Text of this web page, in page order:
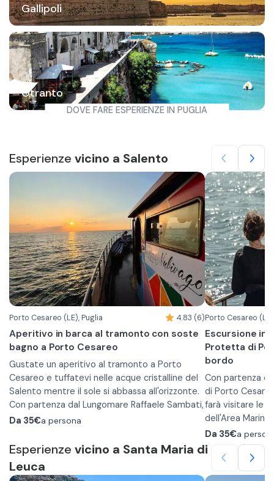
Gallipoli
Otranto
DOVE FARE ESPERIENZE IN PUGLIA
Esperienze vicino a Salento
Porto Cesareo (LE), Puglia 4.83 (6)
Aperitivo in barca al tramonto con soste
bagno a Porto Cesareo
Gustate un aperitivo al tramonto a Porto
Cesareo e tuffatevi nelle acque cristalline del
Salento mentre il sole si abbassa all'orizzonte.
Con partenza dal Lungomare Raffaele Sambati,
vi imbarcherete nella motonave Santa Maria
•
Isola dei Conigli
Scala di Furno
•Isola della Malva
Da 35€a persona
Porto Cesareo
Escursione in
Protetta di
bordo
Con partenza
di Porto
farà visitare le
dell'Area
fare un tuffo in
La Motonave
alcuni dei punti
Protetta Porto
naturalistici e
Da 35€a
Esperienze vicino a Santa Maria di
Leuca